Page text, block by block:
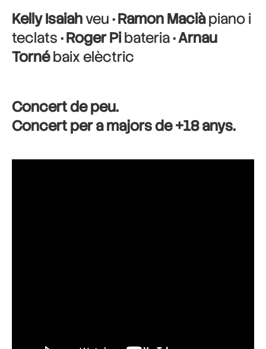
Kelly Isaiahveu· Ramon Maciàpiano i
teclats· Roger Pibateria· Arnau
Tornébaix elèctric
Concert de peu.
Concert per a majors de +18 anys.